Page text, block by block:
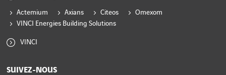
Actemium Axians Citeos
Omexom
VINCI Energies Building Solutions
VINCI
SUIVEZ-NOUS